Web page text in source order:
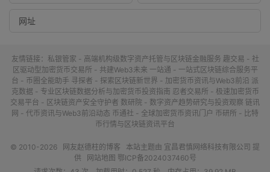
友情链接： 私银管家 - 高端机构级数字资产托管与区块链金融服务 趣交易 - 社
区驱动型加密货币交易所 - 共建Web3未来 一站通 - 一站式区块链综合服务平
台 - 币圈全能助手 寻探者 - 探索区块链新世界 - 加密货币资讯与Web3前沿 派
克数据 - 专业区块链数据分析与加密货币投资指南 忍者交易所 - 极速加密货币
交易平台 - 区块链资产安全守护者 数研院 - 数字资产趋势研究与投资观察 链讯
网 - 代币资讯与Web3前沿动态 币通社 - 全球加密货币资讯门户 币研所 - 比特
币行情与区块链资讯平台
© 2010-2026 网友赵德柱的博客 本站主题由 宜昌君慎网络科技有限公司 提
供
网站地图 鄂ICP备2024037460号